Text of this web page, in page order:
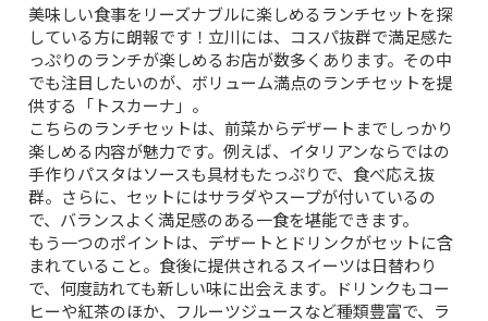
美味しい食事をリーズナブルに楽しめるランチセットを探
している方に朗報です！立川には、コスパ抜群で満足感た
っぷりのランチが楽しめるお店が数多くあります。その中
でも注目したいのが、ボリューム満点のランチセットを提
供する「トスカーナ」。
こちらのランチセットは、前菜からデザートまでしっかり
楽しめる内容が魅力です。例えば、イタリアンならではの
手作りパスタはソースも具材もたっぷりで、食べ応え抜
群。さらに、セットにはサラダやスープが付いているの
で、バランスよく満足感のある一食を堪能できます。
もう一つのポイントは、デザートとドリンクがセットに含
まれていること。食後に提供されるスイーツは日替わり
で、何度訪れても新しい味に出会えます。ドリンクもコー
ヒーや紅茶のほか、フルーツジュースなど種類豊富で、ラ